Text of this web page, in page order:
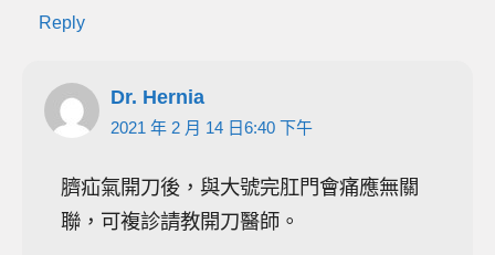
Reply
Dr. Hernia
2021 年 2 月 14 日6:40 下午
臍疝氣開刀後，與大號完肛門會痛應無關
聯，可複診請教開刀醫師。